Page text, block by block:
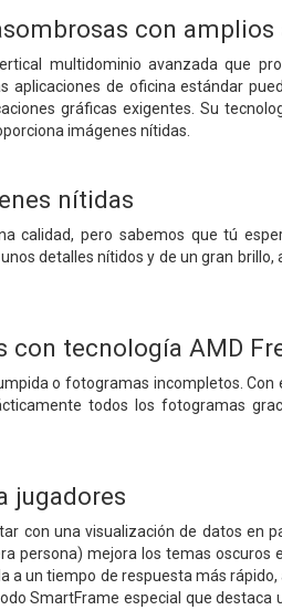
con
multidominio avanzada que
de oficina estándar
gráficas exigentes. Su
imágenes nítidas.
nítidas
calidad, pero sabemos que tú
detalles nítidos y de un gran
con tecnología AMD
o fotogramas incompletos. Con
todos los fotogramas
jugadores
con una visualización de datos en
persona) mejora los temas oscuros
un tiempo de respuesta más
SmartFrame especial que destaca